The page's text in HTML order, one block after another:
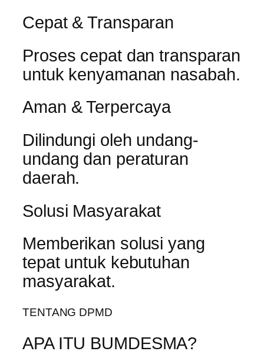
Cepat & Transparan
Proses cepat dan transparan
untuk kenyamanan nasabah.
Aman & Terpercaya
Dilindungi oleh undang-
undang dan peraturan
daerah.
Solusi Masyarakat
Memberikan solusi yang
tepat untuk kebutuhan
masyarakat.
TENTANG DPMD
APA ITU BUMDESMA?